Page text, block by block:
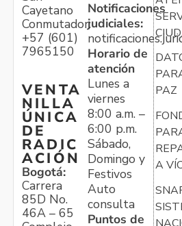
Cayetano
Conmutador:
+57 (601)
7965150
VENTA
NILLA
ÚNICA
DE
RADIC
ACIÓN
Bogotá:
Carrera
85D No.
46A – 65
Notificaciones
judiciales:
Horario de
atención
Lunes a
viernes
8:00 a.m. –
6:00 p.m.
Sábado,
Domingo y
Festivos
Auto
consulta
Puntos de
PAZ
A